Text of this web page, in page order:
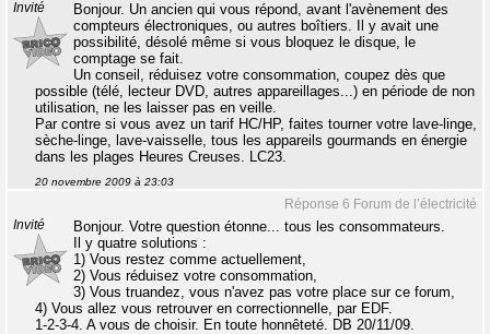
Invité
Bonjour. Un ancien qui vous répond, avant l'avènement des
compteurs électroniques, ou autres boîtiers. Il y avait une
possibilité, désolé même si vous bloquez le disque, le
comptage se fait.
Un conseil, réduisez votre consommation, coupez dès que
possible (télé, lecteur DVD, autres appareillages...) en période de non
utilisation, ne les laisser pas en veille.
Par contre si vous avez un tarif HC/HP, faites tourner votre lave-linge,
sèche-linge, lave-vaisselle, tous les appareils gourmands en énergie
dans les plages Heures Creuses. LC23.
20 novembre 2009 à 23:03
Réponse 6 Forum de l’électricité
Invité
Bonjour. Votre question étonne... tous les consommateurs.
Il y quatre solutions :
1) Vous restez comme actuellement,
2) Vous réduisez votre consommation,
3) Vous truandez, vous n'avez pas votre place sur ce forum,
4) Vous allez vous retrouver en correctionnelle, par EDF.
1-2-3-4. A vous de choisir. En toute honnêteté. DB 20/11/09.